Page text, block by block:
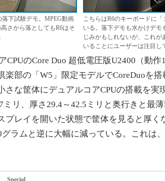
下試験デモ。MPEG動画
さから落としてもR6はそ
こちらはR6のキーボードに
いる。落下デモも水かけデモ
じみかもしれないが、これが
いることにユーザーは注目し
のCore Duo 超低電圧版U2400（動作
楽部の「W5」限定モデルでCoreDuoを
さな筐体にデュアルコアCPUの搭載を実
ミリ、厚さ29.4～42.5ミリと奥行きと最
プレイを開いた状態で筐体を見ると厚く
ラムと逆に大幅に減っている。これは
Special